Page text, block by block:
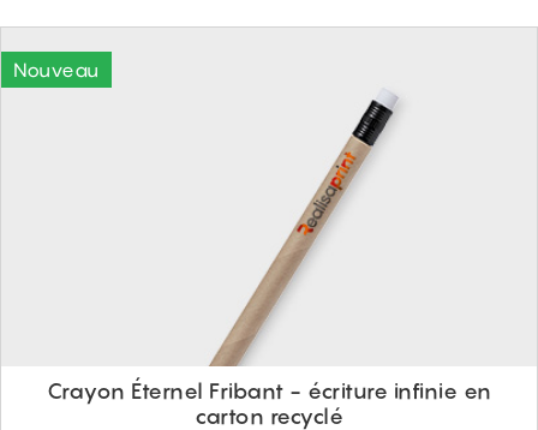
Crayon Éternel Fribant - écriture infinie en
carton recyclé